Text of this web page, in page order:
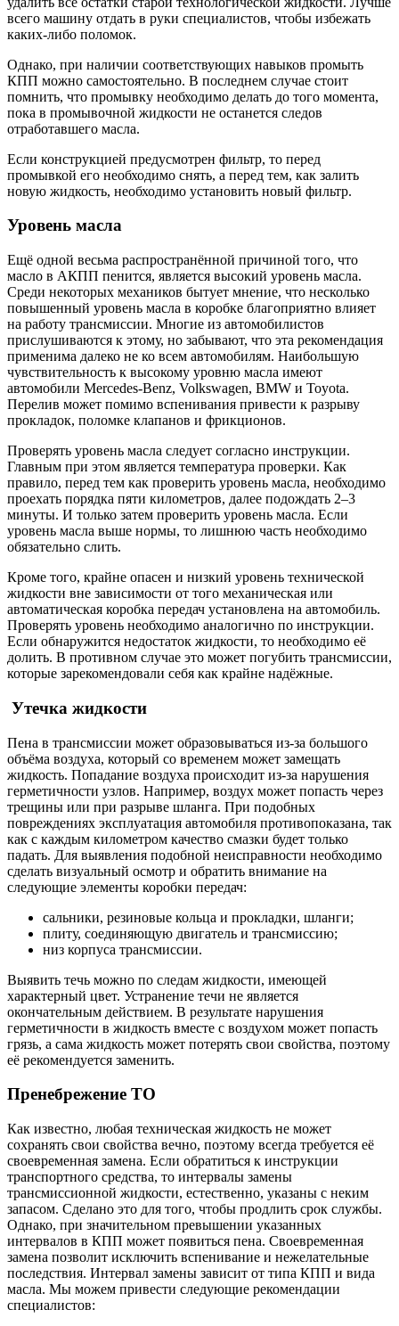
всего машину отдать в руки специалистов, чтобы избежать
каких-либо поломок.
Однако, при наличии соответствующих навыков промыть
КПП можно самостоятельно. В последнем случае стоит
помнить, что промывку необходимо делать до того момента,
пока в промывочной жидкости не останется следов
отработавшего масла.
Если конструкцией предусмотрен фильтр, то перед
промывкой его необходимо снять, а перед тем, как залить
новую жидкость, необходимо установить новый фильтр.
Уровень масла
Ещё одной весьма распространённой причиной того, что
масло в АКПП пенится, является высокий уровень масла.
Среди некоторых механиков бытует мнение, что несколько
повышенный уровень масла в коробке благоприятно влияет
на работу трансмиссии. Многие из автомобилистов
прислушиваются к этому, но забывают, что эта рекомендация
применима далеко не ко всем автомобилям. Наибольшую
чувствительность к высокому уровню масла имеют
автомобили Mercedes-Benz, Volkswagen, BMW и Toyota.
Перелив может помимо вспенивания привести к разрыву
прокладок, поломке клапанов и фрикционов.
Проверять уровень масла следует согласно инструкции.
Главным при этом является температура проверки. Как
правило, перед тем как проверить уровень масла, необходимо
проехать порядка пяти километров, далее подождать 2–3
минуты. И только затем проверить уровень масла. Если
уровень масла выше нормы, то лишнюю часть необходимо
обязательно слить.
Кроме того, крайне опасен и низкий уровень технической
жидкости вне зависимости от того механическая или
автоматическая коробка передач установлена на автомобиль.
Проверять уровень необходимо аналогично по инструкции.
Если обнаружится недостаток жидкости, то необходимо её
долить. В противном случае это может погубить трансмиссии,
которые зарекомендовали себя как крайне надёжные.
Утечка жидкости
Пена в трансмиссии может образовываться из-за большого
объёма воздуха, который со временем может замещать
жидкость. Попадание воздуха происходит из-за нарушения
герметичности узлов. Например, воздух может попасть через
трещины или при разрыве шланга. При подобных
повреждениях эксплуатация автомобиля противопоказана, так
как с каждым километром качество смазки будет только
падать. Для выявления подобной неисправности необходимо
сделать визуальный осмотр и обратить внимание на
следующие элементы коробки передач:
сальники, резиновые кольца и прокладки, шланги;
плиту, соединяющую двигатель и трансмиссию;
низ корпуса трансмиссии.
Выявить течь можно по следам жидкости, имеющей
характерный цвет. Устранение течи не является
окончательным действием. В результате нарушения
герметичности в жидкость вместе с воздухом может попасть
грязь, а сама жидкость может потерять свои свойства, поэтому
её рекомендуется заменить.
Пренебрежение ТО
Как известно, любая техническая жидкость не может
сохранять свои свойства вечно, поэтому всегда требуется её
своевременная замена. Если обратиться к инструкции
транспортного средства, то интервалы замены
трансмиссионной жидкости, естественно, указаны с неким
запасом. Сделано это для того, чтобы продлить срок службы.
Однако, при значительном превышении указанных
интервалов в КПП может появиться пена. Своевременная
замена позволит исключить вспенивание и нежелательные
последствия. Интервал замены зависит от типа КПП и вида
масла. Мы можем привести следующие рекомендации
специалистов: